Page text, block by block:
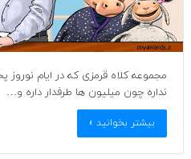
مجموعه کلاه قرمزی که در ایام
نداره چون میلیون ها طرفدار داره و…
بیشتر بخوانید »